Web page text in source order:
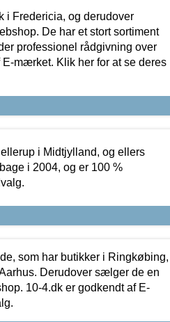
i Fredericia, og derudover
De har et stort sortiment
professionel rådgivning over
mærket. Klik her for at se deres
i Midtjylland, og ellers
i 2004, og er 100 %
som har butikker i Ringkøbing,
Derudover sælger de en
10-4.dk er godkendt af E-